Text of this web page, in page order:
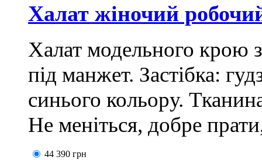
Халат жіночий
Халат модельного крою
під манжет. Застібка:
синього кольору.
Не меніться, добре
44 390 грн